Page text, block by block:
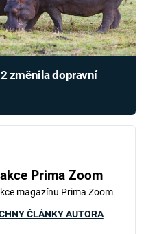
změnila dopravní
Prima Zoom
magazínu Prima Zoom
ČLÁNKY AUTORA